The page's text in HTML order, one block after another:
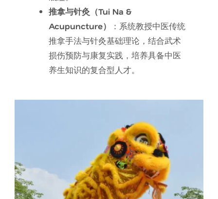
推拿与针灸（Tui Na &
Acupuncture）
：系统教授中医传统
推拿手法与针灸基础理论，结合武术
损伤预防与康复实践，培养具备中医
养生知识的复合型人才。